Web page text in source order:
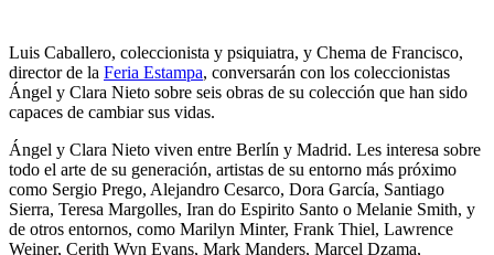
Luis Caballero, coleccionista y psiquiatra, y Chema de Francisco,
director de la Feria Estampa, conversarán con los coleccionistas
Ángel y Clara Nieto sobre seis obras de su colección que han sido
capaces de cambiar sus vidas.
Ángel y Clara Nieto viven entre Berlín y Madrid. Les interesa sobre
todo el arte de su generación, artistas de su entorno más próximo
como Sergio Prego, Alejandro Cesarco, Dora García, Santiago
Sierra, Teresa Margolles, Iran do Espirito Santo o Melanie Smith, y
de otros entornos, como Marilyn Minter, Frank Thiel, Lawrence
Weiner, Cerith Wyn Evans, Mark Manders, Marcel Dzama,